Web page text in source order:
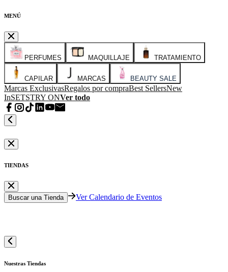
MENÚ
PERFUMES MAQUILLAJE TRATAMIENTO
CAPILAR MARCAS BEAUTY SALE
Marcas ExclusivasRegalos por compraBest SellersNew
InSETSTRY ONVer todo
TIENDAS
Buscar una Tienda Ver Calendario de Eventos
Nuestras Tiendas